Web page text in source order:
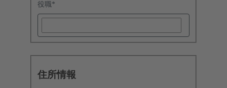
役職*
住所情報